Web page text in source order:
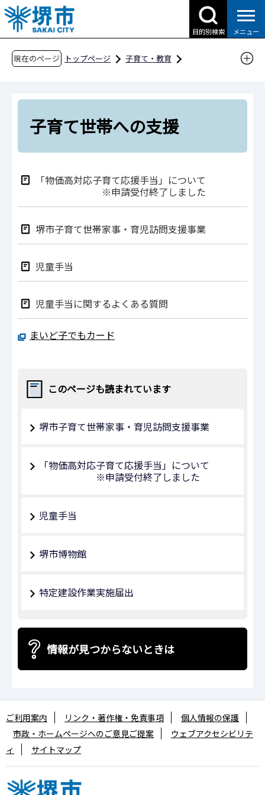
こ
の
ペ
目的別検索 メニュー
現在のページ トップページ
子育て・教育
その他安心な子育て環境に関わる取組
子育て世帯への支援
子育て世帯への支援
「物価高対応子育て応援手当」について
※申請受付終了しました
堺市子育て世帯家事・育児訪問支援事業
児童手当
児童手当に関するよくある質問
まいど子でもカード
このページも読まれています
堺市子育て世帯家事・育児訪問支援事業
「物価高対応子育て応援手当」について
※申請受付終了しました
児童手当
堺市博物館
特定建設作業実施届出
情報が見つからないときは
ご利用案内 リンク・著作権・免責事項
個人情報の保護
市政・ホームページへのご意見ご提案
ウェブアクセシビリテ
ィ
サイトマップ